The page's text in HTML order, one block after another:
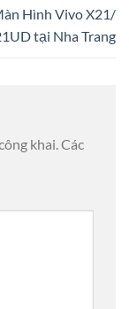
Hình Vivo X21/
tại Nha Trang
khai.Các